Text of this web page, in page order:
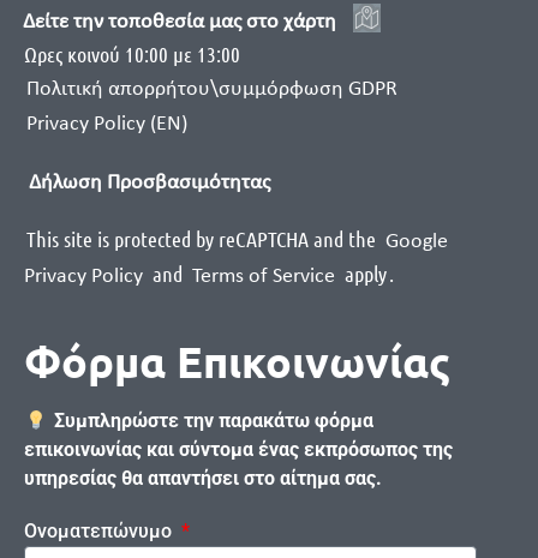
Δείτε την τοποθεσία μας στο χάρτη
Ωρες κοινού 10:00 με 13:00
Πολιτική απορρήτου\συμμόρφωση GDPR
Privacy Policy (EN)
Δήλωση Προσβασιμότητας
This site is protected by reCAPTCHA and the Google
Privacy Policy and Terms of Service apply.
Φόρμα Επικοινωνίας
Συμπληρώστε την παρακάτω φόρμα
επικοινωνίας και σύντομα ένας εκπρόσωπος της
υπηρεσίας θα απαντήσει στο αίτημα σας.
Ονοματεπώνυμο